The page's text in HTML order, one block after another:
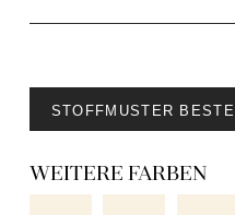
STOFFMUSTER
WEITERE FARBEN